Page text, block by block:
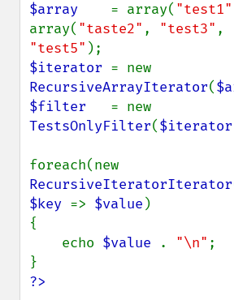
$array = array( "test1"
array( "taste2" , "test3" ,
"test5"
$iterator
RecursiveArrayIterator(
$filter
TestsOnlyFilter($iterator
RecursiveIteratorIterator
$key => $value )
{
    echo
$value . "\n" ;
?>